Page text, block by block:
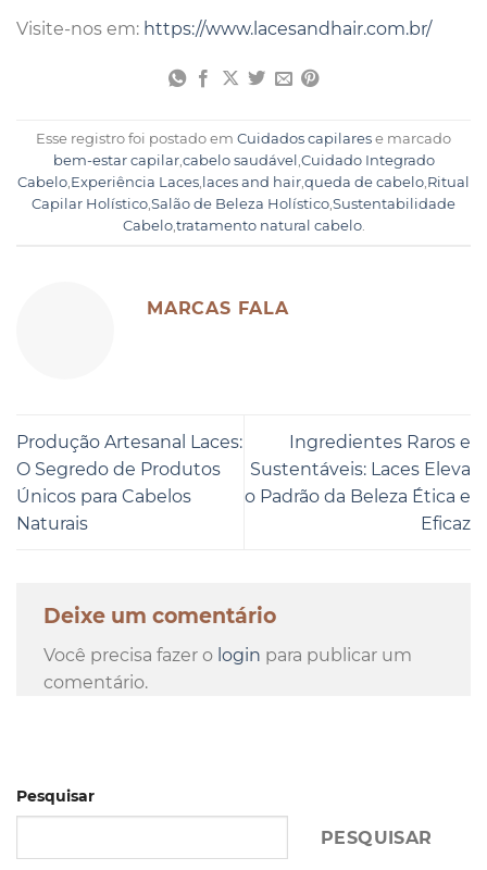
Visite-nos em: https://www.lacesandhair.com.br/
Esse registro foi postado em Cuidados capilares e marcado
bem-estar capilar, cabelo saudável Cuidado Integrado
Cabelo Experiência Laces laces and hair queda de cabelo Ritual
Capilar Holístico Salão de Beleza Holístico Sustentabilidade
Cabelo, tratamento natural cabelo.
MARCAS FALA
Produção Artesanal Laces:
O Segredo de Produtos
Únicos para Cabelos
Naturais
Ingredientes Raros e
Sustentáveis: Laces Eleva
o Padrão da Beleza Ética e
Eficaz
Deixe um comentário
Você precisa fazer o login para publicar um
comentário.
Pesquisar
PESQUISAR